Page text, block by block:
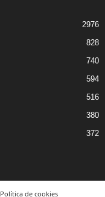
2976
828
740
594
516
380
372
Política de cookies